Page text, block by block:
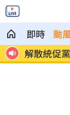
即時 颱
解散統促
場